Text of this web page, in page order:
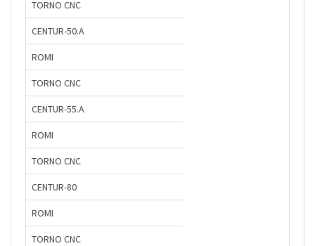
TORNO CNC
CENTUR-50.A
ROMI
TORNO CNC
CENTUR-55.A
ROMI
TORNO CNC
CENTUR-80
ROMI
TORNO CNC